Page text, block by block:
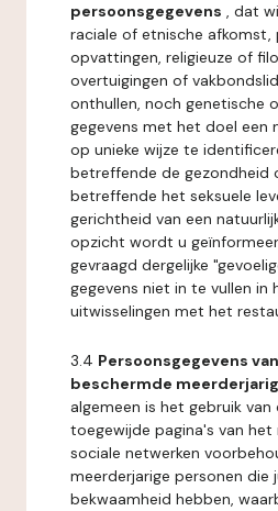
persoonsgegevens , dat
raciale of etnische afkomst,
opvattingen, religieuze of
overtuigingen of
onthullen, noch genetische
gegevens met het doel een
op unieke wijze te
betreffende de gezondheid
betreffende het seksuele
gerichtheid van een
opzicht wordt u
gevraagd dergelijke
gegevens niet in te vullen in
uitwisselingen met het
3.4 Persoonsgegevens
beschermde
algemeen is het gebruik
toegewijde pagina's van
sociale netwerken
meerderjarige personen die
bekwaamheid hebben,